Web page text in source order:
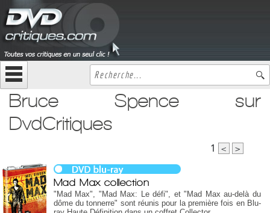
Bruce Spence sur
DvdCritiques
1 < >
Mad Max collection
"Mad Max", "Mad Max: Le défi", et "Mad Max au-delà du
dôme du tonnerre" sont réunis pour la première fois en Blu-